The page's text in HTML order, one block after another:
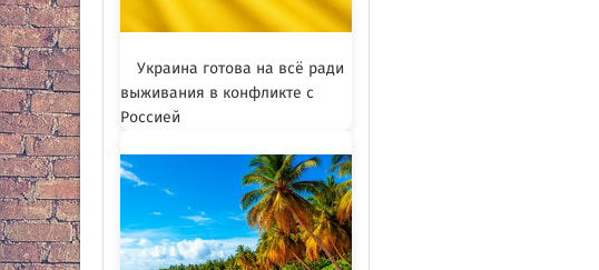
Украина готова на всё ради
выживания в конфликте с
Россией